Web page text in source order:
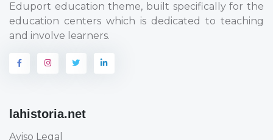
Eduport education theme, built specifically for the
education centers which is dedicated to teaching
and involve learners.
lahistoria.net
Aviso Legal